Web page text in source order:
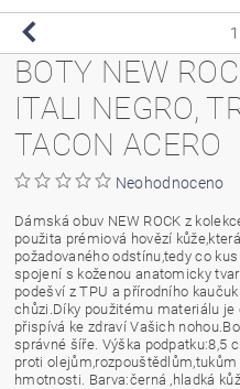
1
BOTY NEW
ITALI NEGRO,
TACON ACERO
Neohodnoceno
Dámská obuv NEW ROCK z
použita prémiová hovězí
požadovaného odstínu,tedy co
spojení s koženou anatomicky
podešví z TPU a přírodního
chůzi.Díky použitému materiálu
přispívá ke zdraví Vašich
správné šíře. Výška podpatku:8,5
proti
hmotnosti. Barva:černá ,hladká